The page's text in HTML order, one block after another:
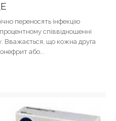
переносять інфекцію
співвідношенні
Вважається, що кожна друга
або...